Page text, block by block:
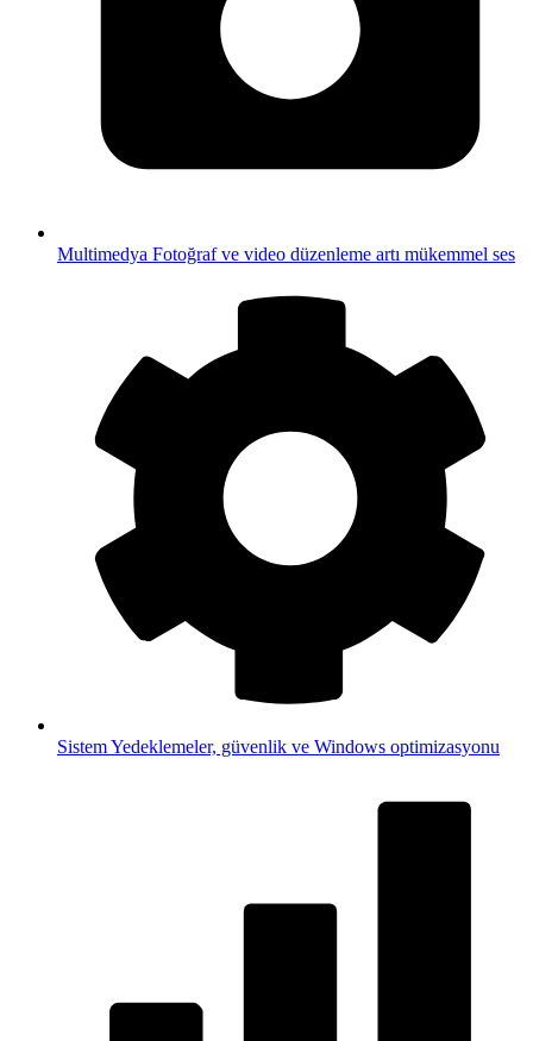
Multimedya Fotoğraf ve video düzenleme artı mükemmel ses
SistemYedeklemeler, güvenlik ve Windows optimizasyonu